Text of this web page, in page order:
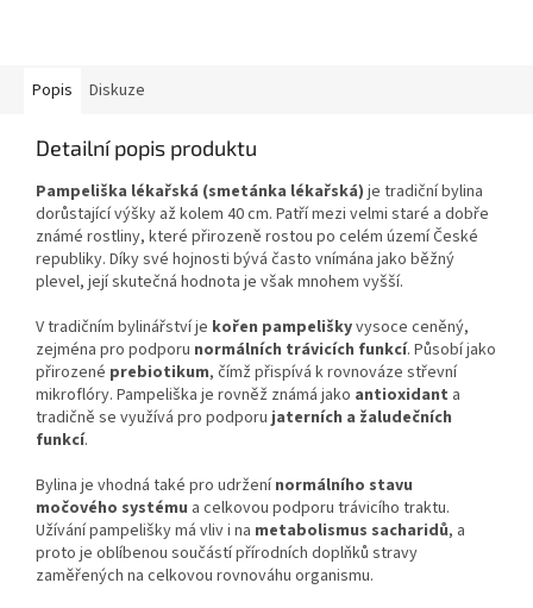
Popis Diskuze
Detailní popis produktu
Pampeliška lékařská (smetánka lékařská) je tradiční bylina
dorůstající výšky až kolem 40 cm. Patří mezi velmi staré a dobře
známé rostliny, které přirozeně rostou po celém území České
republiky. Díky své hojnosti bývá často vnímána jako běžný
plevel, její skutečná hodnota je však mnohem vyšší.
V tradičním bylinářství je kořen pampeliškyvysoce ceněný,
zejména pro podporu normálních trávicích funkcí. Působí jako
přirozené prebiotikum, čímž přispívá k rovnováze střevní
mikroflóry. Pampeliška je rovněž známá jako antioxidant a
tradičně se využívá pro podporujaterních a žaludečních
funkcí.
Bylina je vhodná také pro udrženínormálního stavu
močového systému a celkovou podporu trávicího traktu.
Užívání pampelišky má vliv i na metabolismus sacharidů, a
proto je oblíbenou součástí přírodních doplňků stravy
zaměřených na celkovou rovnováhu organismu.